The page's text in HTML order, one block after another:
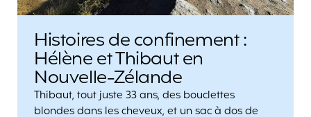
Histoires de confinement :
Hélène et Thibaut en
Nouvelle-Zélande
Thibaut, tout juste 33 ans, des bouclettes
blondes dans les cheveux, et un sac à dos de